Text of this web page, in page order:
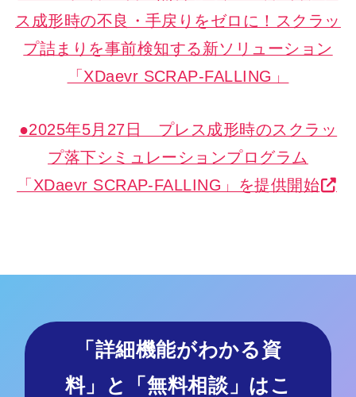
ス成形時の不良・手戻りをゼロに！スクラッ
プ詰まりを事前検知する新ソリューション
「XDaevr SCRAP-FALLING」
●2025年5月27日 プレス成形時のスクラッ
プ落下シミュレーションプログラム
「XDaevr SCRAP‐FALLING」を提供開始
「詳細機能がわかる資
料」と「無料相談」はこ